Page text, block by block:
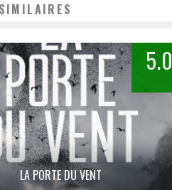
5.0
LA PORTE DU VENT